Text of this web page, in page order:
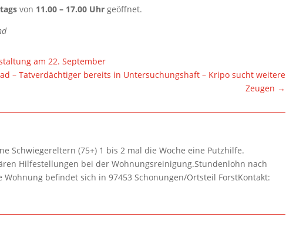
von 11.00 – 17.00 Uhr geöffnet.
am 22. September
– Tatverdächtiger bereits in Untersuchungshaft – Kripo sucht weitere
Zeugen →
Schwiegereltern (75+) 1 bis 2 mal die Woche eine Putzhilfe.
Hilfestellungen bei der Wohnungsreinigung.Stundenlohn nach
Wohnung befindet sich in 97453 Schonungen/Ortsteil ForstKontakt: